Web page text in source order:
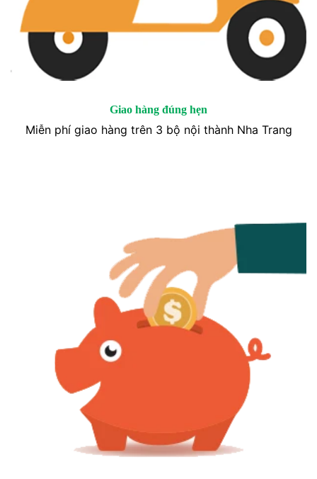
Giao hàng đúng hẹn
Miễn phí giao hàng trên 3 bộ nội thành Nha Trang